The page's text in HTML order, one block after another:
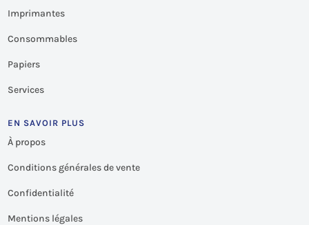
Imprimantes
Consommables
Papiers
Services
EN SAVOIR PLUS
À propos
Conditions générales de vente
Confidentialité
Mentions légales